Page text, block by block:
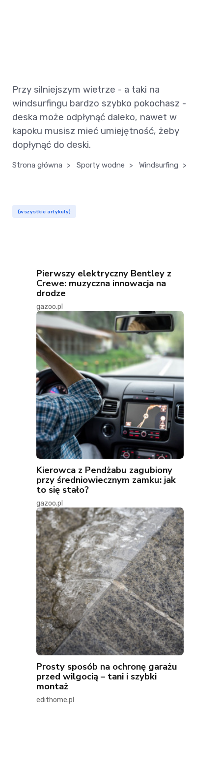
Przy silniejszym wietrze - a taki na
windsurfingu bardzo szybko pokochasz -
deska może odpłynąć daleko, nawet w
kapoku musisz mieć umiejętność, żeby
dopłynąć do deski.
Strona główna > Sporty wodne > Windsurfing >
(wszystkie artykuły)
Pierwszy elektryczny Bentley z
Crewe: muzyczna innowacja na
drodze
gazoo.pl
Kierowca z Pendżabu zagubiony
przy średniowiecznym zamku: jak
to się stało?
gazoo.pl
Prosty sposób na ochronę garażu
przed wilgocią – tani i szybki
montaż
edithome.pl